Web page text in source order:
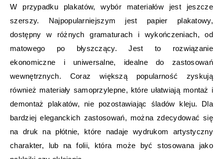
W przypadku plakatów, wybór materiałów jest jeszcze
szerszy. Najpopularniejszym jest papier plakatowy,
dostępny w różnych gramaturach i wykończeniach, od
matowego po błyszczący. Jest to rozwiązanie
ekonomiczne i uniwersalne, idealne do zastosowań
wewnętrznych. Coraz większą popularność zyskują
również materiały samoprzylepne, które ułatwiają montaż i
demontaż plakatów, nie pozostawiając śladów kleju. Dla
bardziej eleganckich zastosowań, można zdecydować się
na druk na płótnie, które nadaje wydrukom artystyczny
charakter, lub na folii, która może być stosowana jako